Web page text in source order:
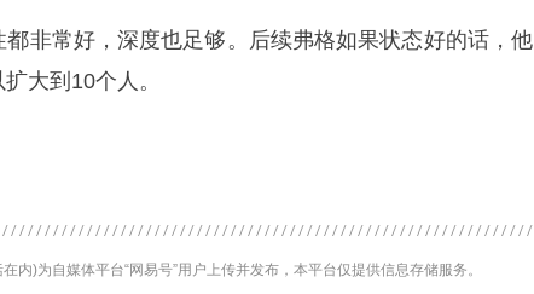
非常好，深度也足够。后续弗格如果状态好的话，他
大到10个人。
内)为自媒体平台“网易号”用户上传并发布，本平台仅提供信息存储服务。